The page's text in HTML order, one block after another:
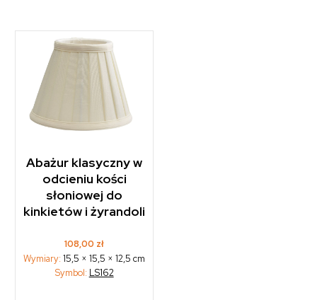
Abażur klasyczny w
odcieniu kości
słoniowej do
kinkietów i żyrandoli
108,00 zł
Wymiary:15,5 × 15,5 × 12,5 cm
Symbol: LS162